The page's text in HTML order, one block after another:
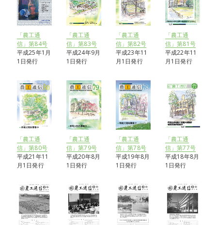
「農工通
信」第84号
平成25年1月
1日発行
「農工通
信」第83号
平成24年9月
1日発行
「農工通
信」第82号
平成23年11
月1日発行
「農工通
信」第81号
平成22年11
月1日発行
「農工通
信」第80号
平成21年11
月1日発行
「農工通
信」第79号
平成20年8月
1日発行
「農工通
信」第78号
平成19年8月
1日発行
「農工通
信」第77号
平成18年8月
1日発行